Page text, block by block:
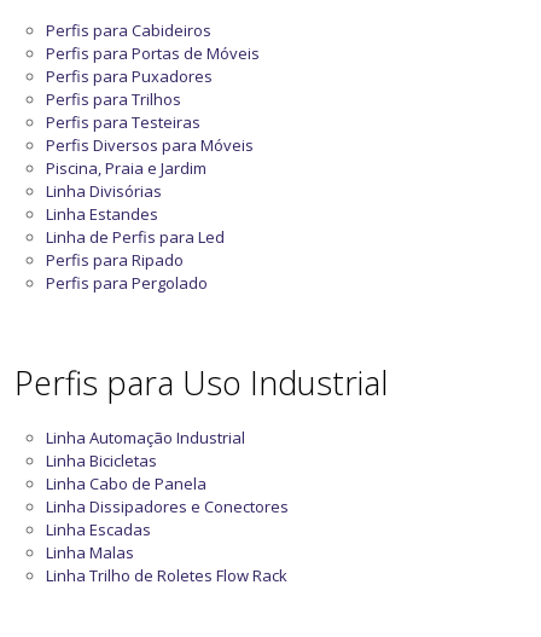
Perfis para Cabideiros
Perfis para Portas de Móveis
Perfis para Puxadores
Perfis para Trilhos
Perfis para Testeiras
Perfis Diversos para Móveis
Piscina, Praia e Jardim
Linha Divisórias
Linha Estandes
Linha de Perfis para Led
Perfis para Ripado
Perfis para Pergolado
Perfis para Uso Industrial
Linha Automação Industrial
Linha Bicicletas
Linha Cabo de Panela
Linha Dissipadores e Conectores
Linha Escadas
Linha Malas
Linha Trilho de Roletes Flow Rack